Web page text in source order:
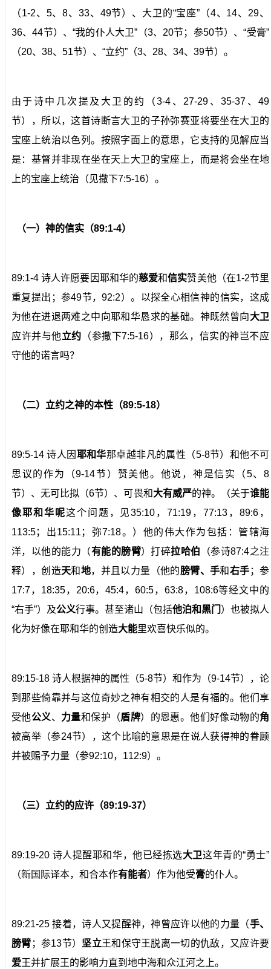
（1-2、5、8、33、49节）、大卫的“宝座”（4、14、29、
36、44节）、“我的仆人大卫”（3、20节；参50节）、“受膏”
（20、38、51节）、“立约”（3、28、34、39节）。
由于诗中几次提及大卫的约（3-4、27-29、35-37、49
节），所以，这首诗断言大卫的子孙弥赛亚将要坐在大卫的
宝座上统治以色列。按照字面上的意思，它支持的见解应当
是：基督并非现在坐在天上大卫的宝座上，而是将会坐在地
上的宝座上统治（见撒下7:5-16）。
（一）神的信实（89:1-4）
89:1-4 诗人许愿要因耶和华的慈爱和信实赞美他（在1-2节里
重复提出；参49节，92:2）。以探全心相信神的信实，这成
为他在进退两难之中向耶和华恳求的基础。神既然曾向大卫
应许并与他立约 （参撒下7:5-16），那么，信实的神岂不应
守他的诺言吗？
（二）立约之神的本性（89:5-18）
89:5-14 诗人因 耶和华那卓越非凡的属性（5-8节）和他不可
思议的作为（9-14节）赞美他。他说，神是信实（5、8
节）、无可比拟（6节）、可畏和大有威严的神。（关于谁能
像耶和华呢这个问题，见35:10，71:19，77:13，89:6，
113:5；出15:11；弥7:18。）他的伟大作为包括：管辖海
洋，以他的能力（有能的膀臂）打碎拉哈伯
（参诗87:4之注
释），创造天和地，并且以力量（他的膀臂、手和右手 ；参
17:7，18:35，20:6，45:4，60:5，63:8，108:6等经文中的
“右手”）及公义行事。甚至诸山（包括他泊和黑门 ）也被拟人
化为好像在耶和华的创造大能里欢喜快乐似的。
89:15-18 诗人根据神的属性（5-8节）和作为（9-14节），论
到那些倚靠并与这位奇妙之神有相交的人是有福的。他们享
受他公义、 力量和保护（盾牌）的恩惠。他们好像动物的角
被高举（参24节），这个比喻的意思是在说人获得神的眷顾
并被赐予力量（参92:10，112:9）。
（三）立约的应许（89:19-37）
89:19-20 诗人提醒耶和华，他已经拣选大卫这年青的“勇士”
（新国际译本，和合本作有能者）作为他受膏的仆人。
89:21-25 接着，诗人又提醒神，神曾应许以他的力量（手、
膀臂 ；参13节） 坚立王和保守王脱离一切的仇敌，又应许要
爱王并扩展王的影响力直到地中海和众江河之上。